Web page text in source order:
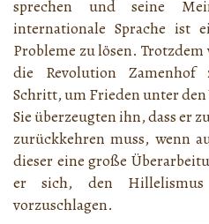
sprechen und seine
internationale Sprache ist
Probleme zu lösen.
die Revolution Zamenhof
Schritt, um Frieden unter
Sie überzeugten ihn, dass er
zurückkehren muss, wenn
dieser eine große
er sich, den
vorzuschlagen.